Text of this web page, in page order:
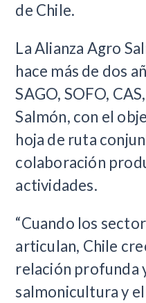
de Chile.
La Alianza Agro
hace más de dos
SAGO, SOFO,
Salmón, con el
hoja de ruta
colaboración
actividades.
“Cuando los
articulan, Chile
relación profunda
salmonicultura y